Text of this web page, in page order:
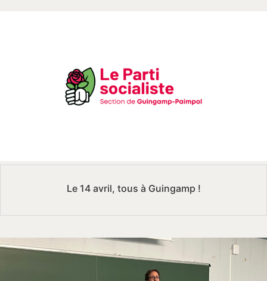
Le 14 avril, tous à Guingamp !